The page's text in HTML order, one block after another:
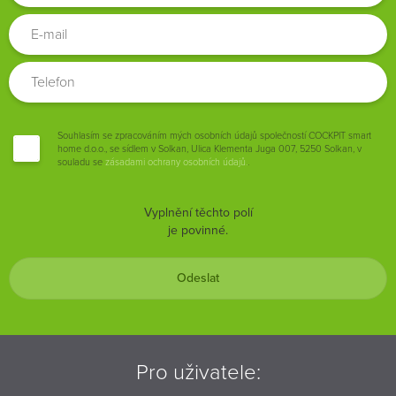
Souhlasím se zpracováním mých osobních údajů společností COCKPIT smart
home d.o.o., se sídlem v Solkan, Ulica Klementa Juga 007, 5250 Solkan, v
souladu se zásadami ochrany osobních údajů..
Vyplnění těchto polí
je povinné.
Odeslat
Pro uživatele: